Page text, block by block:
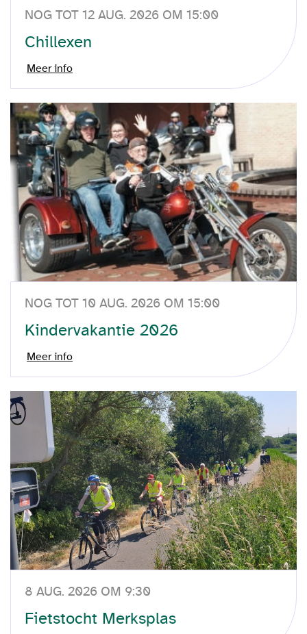
NOG TOT 12 AUG. 2026 OM 15:00
Chillexen
Meer info
NOG TOT 10 AUG. 2026 OM 15:00
Kindervakantie 2026
Meer info
8 AUG. 2026 OM 9:30
Fietstocht Merksplas